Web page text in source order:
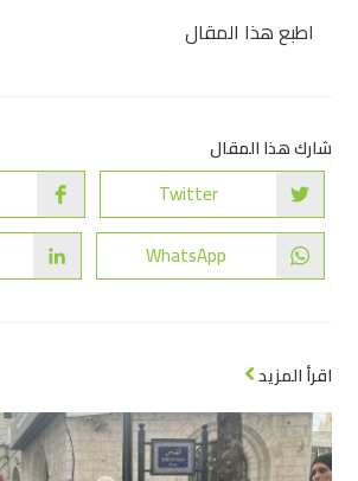
اطبع هذا المقال
شارك هذا المقال
Twitter
WhatsApp
اقرأ المزيد